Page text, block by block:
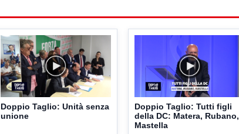
Doppio Taglio: Unità senza
unione
Doppio Taglio: Tutti figli
della DC: Matera, Rubano,
Mastella